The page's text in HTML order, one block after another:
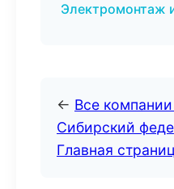
Электромонтаж
← Все
Сибирский
Главная